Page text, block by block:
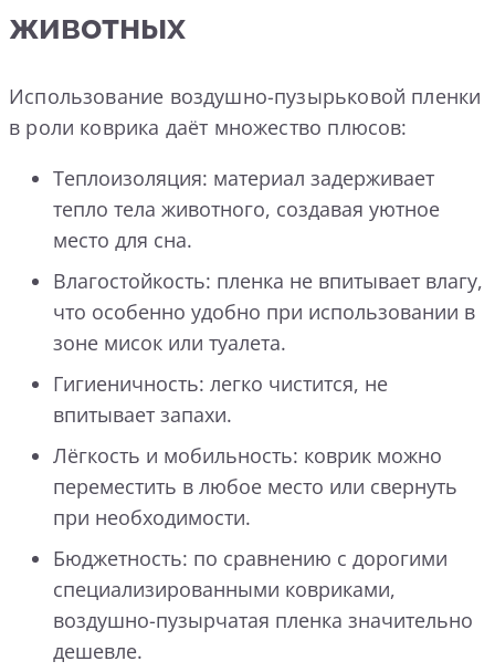
животных
Использование воздушно-пузырьковой пленки
в роли коврика даёт множество плюсов:
Теплоизоляция: материал задерживает
тепло тела животного, создавая уютное
место для сна.
Влагостойкость: пленка не впитывает влагу,
что особенно удобно при использовании в
зоне мисок или туалета.
Гигиеничность: легко чистится, не
впитывает запахи.
Лёгкость и мобильность: коврик можно
переместить в любое место или свернуть
при необходимости.
Бюджетность: по сравнению с дорогими
специализированными ковриками,
воздушно-пузырчатая пленка значительно
дешевле.